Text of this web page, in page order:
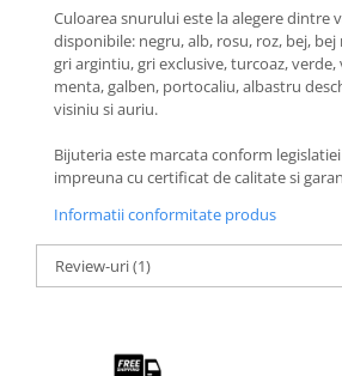
BRĂȚĂRI CU ȘNUR REGLABIL
Brățări din Aur cu șnur reglabil
Brățări din Argint cu șnur reglabil
BRĂȚĂRI CU PIETRE SEMIPREȚIOASE
semiprețioase
Brățări din Argint cu pietre
semiprețioase
Brățări elastice cu pietre
semiprețioase
Brățări de picior din Argint
Culoarea snurului este la alegere dintre
disponibile: negru, alb, rosu, roz, bej, bej
gri argintiu, gri exclusive, turcoaz,
menta, galben, portocaliu, albastru
visiniu si auriu.
Bijuteria este marcata conform
impreuna cu certificat de calitate si
Informatii conformitate produs
Review-uri(1)